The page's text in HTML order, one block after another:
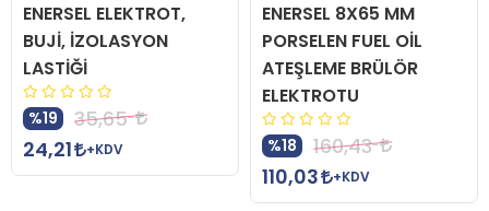
ENERSEL ELEKTROT,
BUJİ, İZOLASYON
LASTİĞİ
%19
35,65
24,21
+KDV
ENERSEL 8X65 MM
PORSELEN FUEL OİL
ATEŞLEME BRÜLÖR
ELEKTROTU
%18
160,43
110,03
+KDV